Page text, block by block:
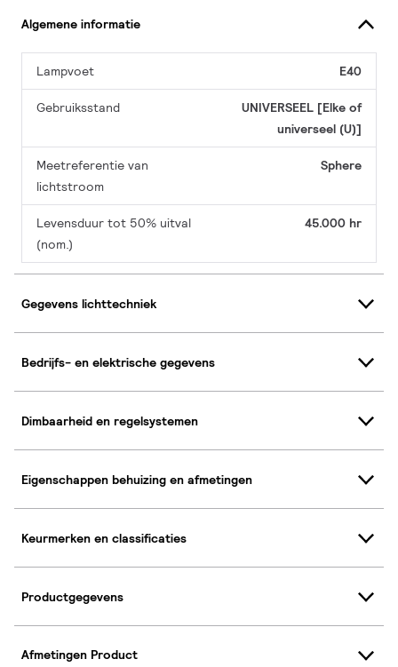
Algemene informatie
Lampvoet E40
Gebruiksstand
UNIVERSEEL [Elke of
universeel (U)]
Meetreferentie van
lichtstroom
Sphere
Levensduur tot 50% uitval
(nom.)
45.000 hr
Gegevens lichttechniek
Bedrijfs- en elektrische gegevens
Dimbaarheid en regelsystemen
Eigenschappen behuizing en afmetingen
Keurmerken en classificaties
Productgegevens
Afmetingen Product